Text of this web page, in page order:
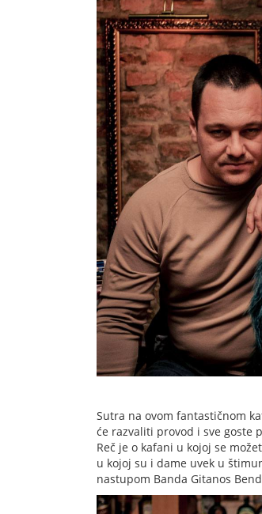
Sutra na ovom fantastičnom
će razvaliti provod i sve goste
Reč je o kafani u kojoj se
u kojoj su i dame uvek u
nastupom Banda Gitanos